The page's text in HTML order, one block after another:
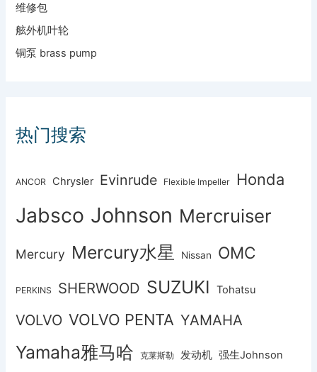
维修包
舷外机叶轮
铜泵 brass pump
热门搜索
ANCOR Chrysler Evinrude Flexible Impeller Honda
Jabsco Johnson Mercruiser
Mercury Mercury水星 Nissan OMC
PERKINS SHERWOOD SUZUKI Tohatsu
VOLVO VOLVO PENTA YAMAHA
Yamaha雅马哈 克莱斯勒 发动机 强生Johnson